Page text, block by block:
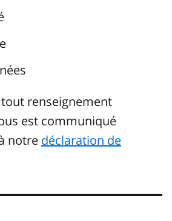
renseignement
est communiqué
notre déclaration de